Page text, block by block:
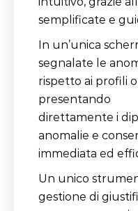
semplificate e
In un’unica
segnalate le
rispetto ai profili
presentando
direttamente i
anomalie e
immediata ed
Un unico
gestione di